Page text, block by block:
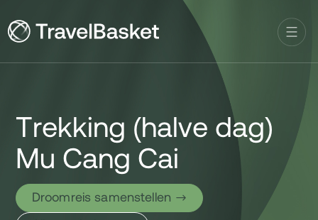
Trekking (halve dag)
Mu Cang Cai
Droomreis samenstellen